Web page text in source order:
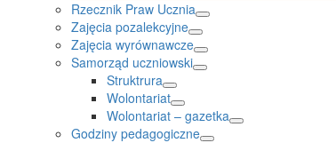
Rzecznik Praw Ucznia
Zajęcia pozalekcyjne
Zajęcia wyrównawcze
Samorząd uczniowski
Struktrura
Wolontariat
Wolontariat – gazetka
Godziny pedagogiczne